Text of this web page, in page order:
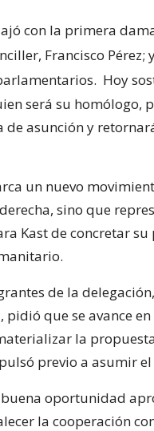
con la primera
Francisco Pérez;
Hoy
será su homólogo,
de asunción y
un nuevo
sino que
Kast de concretar su
de la
pidió que se avance
la
previo a asumir el
buena oportunidad
la cooperación